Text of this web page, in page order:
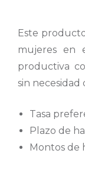
Este
mujeres en
productiva
sin necesidad
Tasa
Plazo de
Montos de